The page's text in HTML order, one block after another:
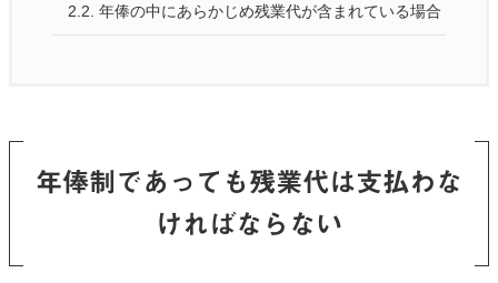
2.2. 年俸の中にあらかじめ残業代が含まれている場合
年俸制であっても残業代は支払わな
ければならない